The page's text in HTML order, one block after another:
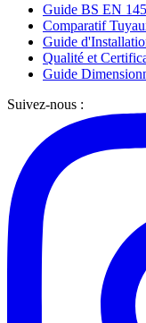
Guide BS EN
Comparatif
Guide
Qualité et
Guide
Suivez-nous :